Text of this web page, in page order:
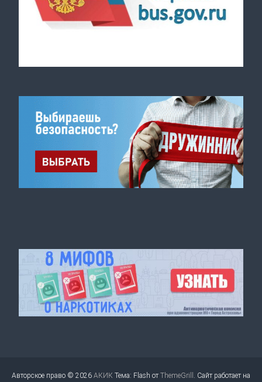
Авторское право © 2026 АКИК Тема: Flash отThemeGrill . Сайт работает на